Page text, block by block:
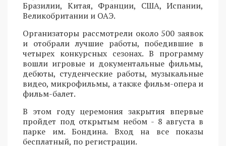
Бразилии, Китая, Франции, США, Испании,
Великобритании и ОАЭ.
Организаторы рассмотрели около 500 заявок
и отобрали лучшие работы, победившие в
четырех конкурсных сезонах. В программу
вошли игровые и документальные фильмы,
дебюты, студенческие работы, музыкальные
видео, микрофильмы, а также фильм-опера и
фильм-балет.
В этом году церемония закрытия впервые
пройдет под открытым небом - 8 августа в
парке им. Бондина. Вход на все показы
бесплатный, по регистрации.